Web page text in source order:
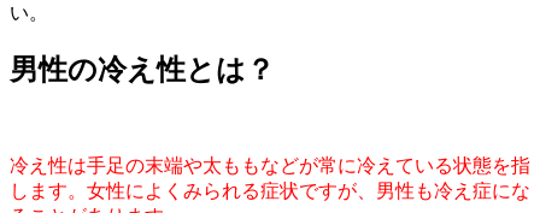
い。
男性の冷え性とは？
冷え性は手足の末端や太ももなどが常に冷えている状態を指
します。女性によくみられる症状ですが、男性も冷え症にな